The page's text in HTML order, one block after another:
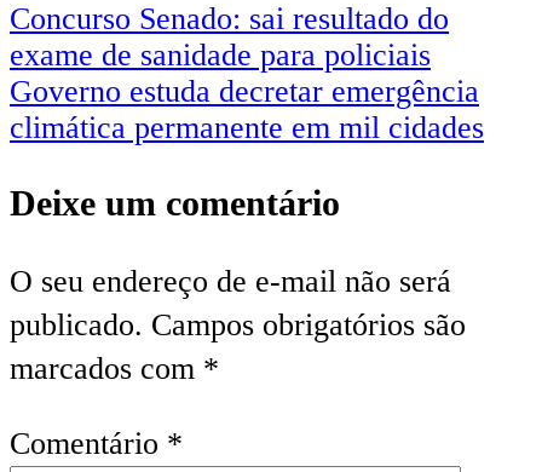
Concurso Senado: sai resultado do
exame de sanidade para policiais
Governo estuda decretar emergência
climática permanente em mil cidades
Deixe um comentário
O seu endereço de e-mail não será
publicado. Campos obrigatórios são
marcados com *
Comentário *